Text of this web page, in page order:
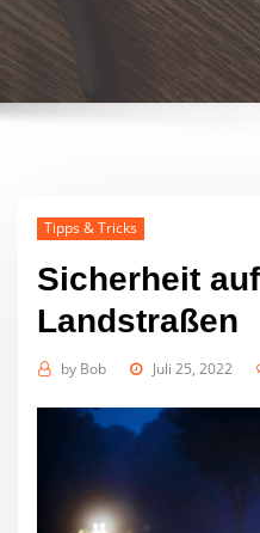
Tipps & Tricks
Sicherheit
Landstraßen
by Bob Juli 25, 2022